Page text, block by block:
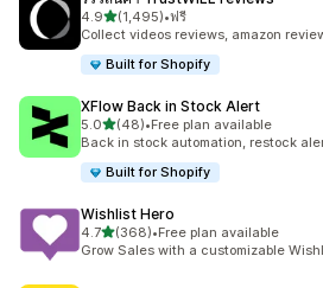
4.9เต็ม 5 ดาว
(1,495)
ทั้งหมด 1495 รีวิว
•ฟรี
Collect videos reviews, amazon
Built for Shopify
XFlow Back in Stock Alert
5.0เต็ม 5 ดาว
(48)
ทั้งหมด 48 รีวิว
•Free plan available
Back in stock automation, restock
Built for Shopify
Wishlist Hero
4.7เต็ม 5 ดาว
(368)
ทั้งหมด 368 รีวิว
•Free plan available
Grow Sales with a customizable